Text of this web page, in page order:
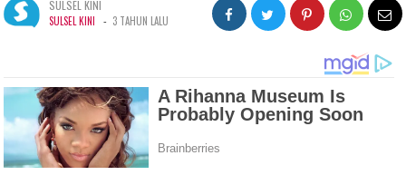
SULSEL KINI
SULSEL KINI - 3 TAHUN LALU